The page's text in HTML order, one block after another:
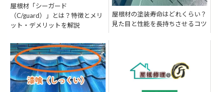
屋根材「シーガード
（C/guard）」とは？特徴とメリ
ット・デメリットを解説
屋根材の塗装寿命はどれくらい？
見た目と性能を長持ちさせるコツ